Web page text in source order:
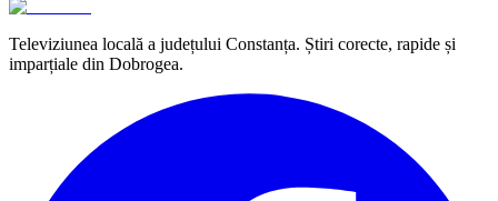
Televiziunea locală a județului Constanța. Știri corecte, rapide și
imparțiale din Dobrogea.